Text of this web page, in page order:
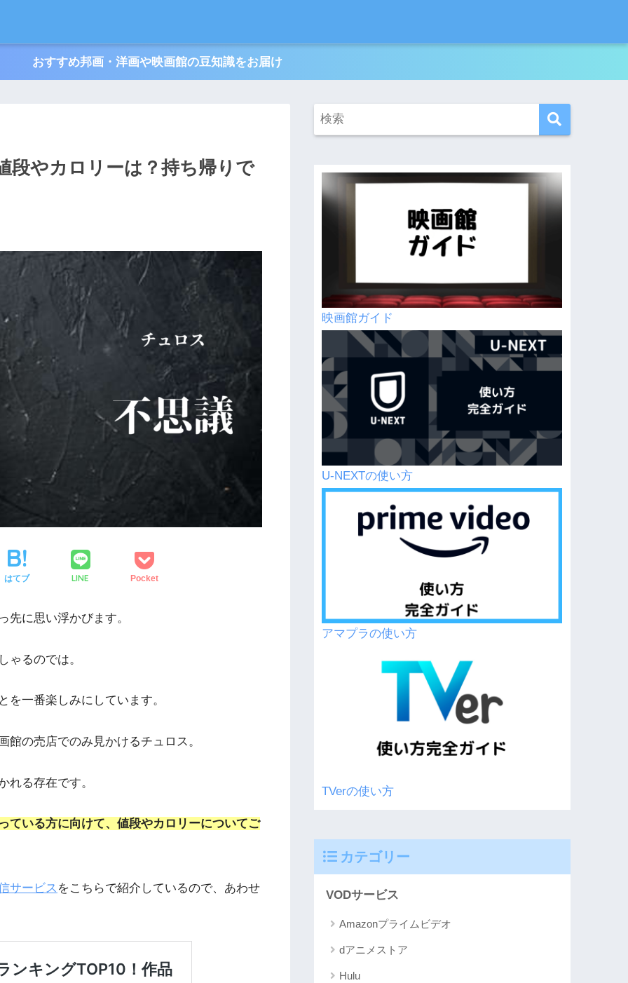
おすすめ邦画・洋画や映画館の豆知識をお届け
段やカロリーは？持ち帰りで
はてブ LINE Pocket
先に思い浮かびます。
ゃるのでは。
を一番楽しみにしています。
の売店でのみ見かけるチュロス。
れる存在です。
ている方に向けて、値段やカロリーについてご
サービス をこちらで紹介しているので、あわせ
映画館ガイド
U-NEXTの使い方
アマプラの使い方
TVerの使い方
カテゴリー
VODサービス
Amazonプライムビデオ
dアニメストア
Hulu